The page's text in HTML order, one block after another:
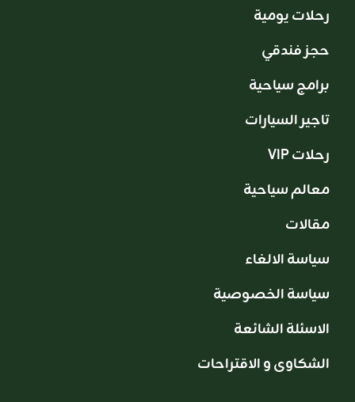
رحلات يومية
حجز فندقي
برامج سياحية
تاجير السيارات
VIP رحلات
معالم سياحية
مقالات
سياسة الالغاء
سياسة الخصوصية
الاسئلة الشائعة
الشكاوى و الاقتراحات